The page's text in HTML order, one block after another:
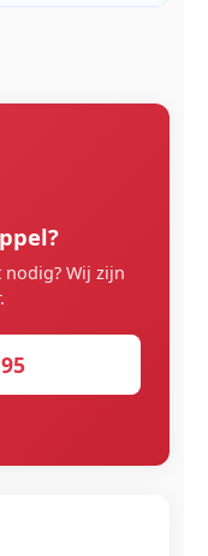
Wij zijn